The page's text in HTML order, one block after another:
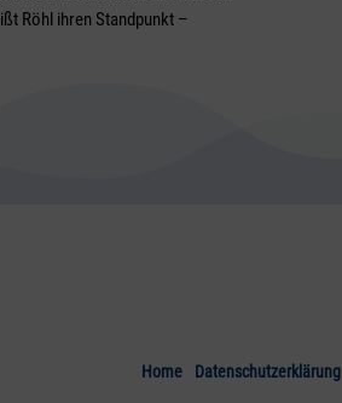
Röhl ihren Standpunkt –
Datenschutzerklärung
Home